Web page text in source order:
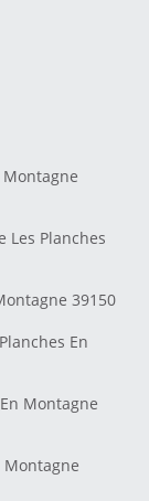
Les Planches
39150
En
Montagne
Montagne